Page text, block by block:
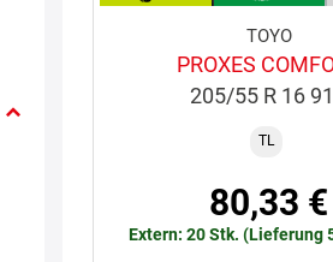
TOYO
PROXES
205/55 R 16
TL
80,33 €
Extern: 20 Stk. (Lieferung